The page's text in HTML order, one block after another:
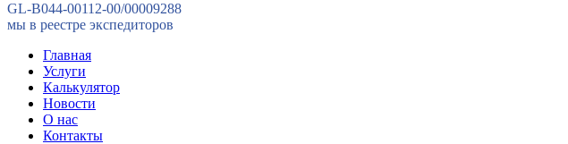
GL-B044-00112-00/00009288
мы в реестре экспедиторов
Главная
Услуги
Калькулятор
Новости
О нас
Контакты